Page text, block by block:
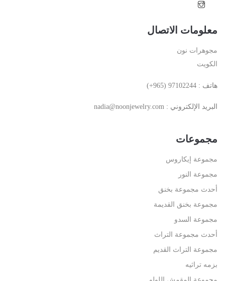
معلومات الاتصال
مجوهرات نون
الكويت
(+965) 97102244 : هاتف
nadia@noonjewelry.com : البريد الإلكتروني
مجموعات
مجموعة إيكاروس
مجموعة النور
أحدث مجموعة بخنق
مجموعة بخنق القديمة
مجموعة السدو
أحدث مجموعة التراث
مجموعة التراث القديم
بزمه تراثيه